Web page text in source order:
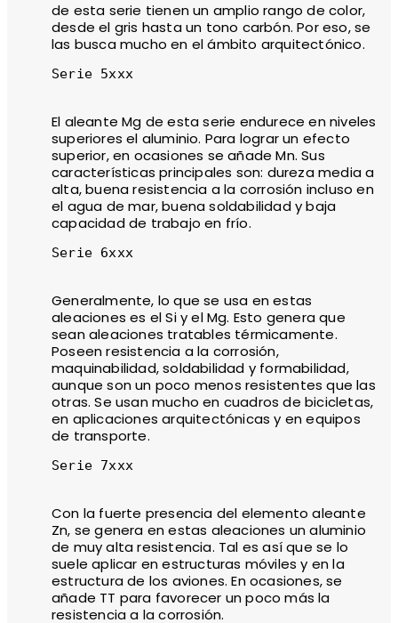
de esta serie tienen un amplio rango de color,
desde el gris hasta un tono carbón. Por eso, se
las busca mucho en el ámbito arquitectónico.
Serie 5xxx
El aleante Mg de esta serie endurece en niveles
superiores el aluminio. Para lograr un efecto
superior, en ocasiones se añade Mn. Sus
características principales son: dureza media a
alta, buena resistencia a la corrosión incluso en
el agua de mar, buena soldabilidad y baja
capacidad de trabajo en frío.
Serie 6xxx
Generalmente, lo que se usa en estas
aleaciones es el Si y el Mg. Esto genera que
sean aleaciones tratables térmicamente.
Poseen resistencia a la corrosión,
maquinabilidad, soldabilidad y formabilidad,
aunque son un poco menos resistentes que las
otras. Se usan mucho en cuadros de bicicletas,
en aplicaciones arquitectónicas y en equipos
de transporte.
Serie 7xxx
Con la fuerte presencia del elemento aleante
Zn, se genera en estas aleaciones un aluminio
de muy alta resistencia. Tal es así que se lo
suele aplicar en estructuras móviles y en la
estructura de los aviones. En ocasiones, se
añade TT para favorecer un poco más la
resistencia a la corrosión.